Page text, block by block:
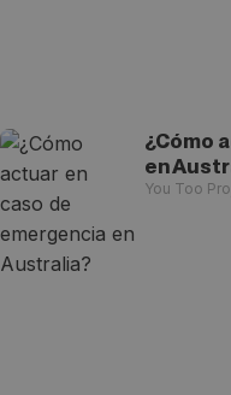
¿Cómo
en
You Too